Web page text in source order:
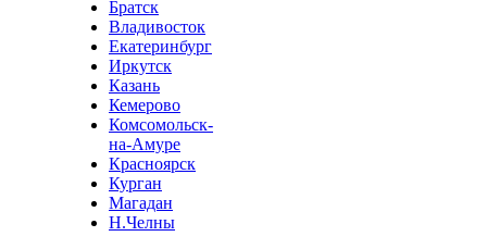
Братск
Владивосток
Екатеринбург
Иркутск
Казань
Кемерово
Комсомольск-
на-Амуре
Красноярск
Курган
Магадан
Н.Челны